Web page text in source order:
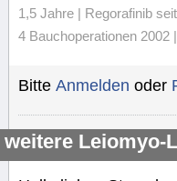
1,5 Jahre | Regorafinib
4 Bauchoperationen 2002
Bitte Anmelden oder
Leiomyo-